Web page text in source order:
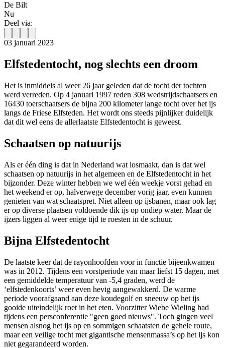
De Bilt
Nu
Deel via:
03 januari 2023
Elfstedentocht, nog slechts een droom
Het is inmiddels al weer 26 jaar geleden dat de tocht der tochten
werd verreden. Op 4 januari 1997 reden 308 wedstrijdschaatsers en
16430 toerschaatsers de bijna 200 kilometer lange tocht over het ijs
langs de Friese Elfsteden. Het wordt ons steeds pijnlijker duidelijk
dat dit wel eens de allerlaatste Elfstedentocht is geweest.
Schaatsen op natuurijs
Als er één ding is dat in Nederland wat losmaakt, dan is dat wel
schaatsen op natuurijs in het algemeen en de Elfstedentocht in het
bijzonder. Deze winter hebben we wel één weekje vorst gehad en
het weekend er op, halverwege december vorig jaar, even kunnen
genieten van wat schaatspret. Niet alleen op ijsbanen, maar ook lag
er op diverse plaatsen voldoende dik ijs op ondiep water. Maar de
ijzers liggen al weer enige tijd te roesten in de schuur.
Bijna Elfstedentocht
De laatste keer dat de rayonhoofden voor in functie bijeenkwamen
was in 2012. Tijdens een vorstperiode van maar liefst 15 dagen, met
een gemiddelde temperatuur van -5,4 graden, werd de
‘elfstedenkoorts’ weer even hevig aangewakkerd. De warme
periode voorafgaand aan deze koudegolf en sneeuw op het ijs
gooide uiteindelijk roet in het eten. Voorzitter Wiebe Wieling had
tijdens een persconferentie "geen goed nieuws". Toch gingen veel
mensen alsnog het ijs op en sommigen schaatsten de gehele route,
maar een veilige tocht met gigantische mensenmassa’s op het ijs kon
niet gegarandeerd worden.